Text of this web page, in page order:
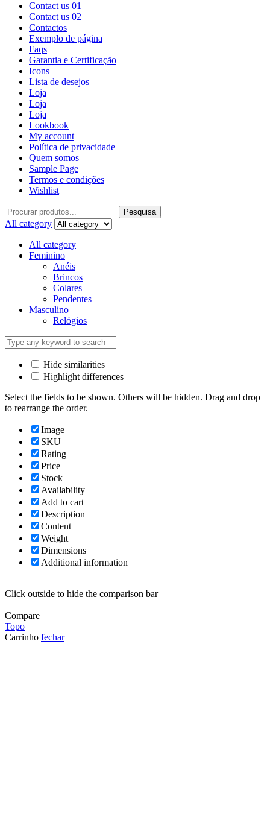
Contact us 01
Contact us 02
Contactos
Exemplo de página
Faqs
Garantia e Certificação
Icons
Lista de desejos
Loja
Loja
Loja
Lookbook
My account
Política de privacidade
Quem somos
Sample Page
Termos e condições
Wishlist
Pesquisa
All category
All category
Feminino
Anéis
Brincos
Colares
Pendentes
Masculino
Relógios
Hide similarities
Highlight differences
Select the fields to be shown. Others will be hidden. Drag and drop
to rearrange the order.
Image
SKU
Rating
Price
Stock
Availability
Add to cart
Description
Content
Weight
Dimensions
Additional information
Click outside to hide the comparison bar
Compare
Topo
Carrinho fechar